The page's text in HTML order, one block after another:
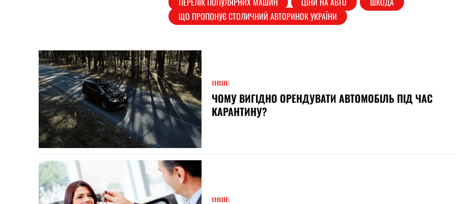
ЩО ПРОПОНУЄ СТОЛИЧНИЙ АВТОРИНОК УКРАЇНИ
ІНШЕ
ЧОМУ ВИГІДНО ОРЕНДУВАТИ АВТОМОБІЛЬ ПІД ЧАС
КАРАНТИНУ?
ІНШЕ